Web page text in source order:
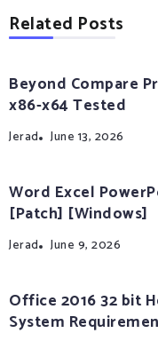
Related Posts
Beyond Compare
x86-x64 Tested
Jerad June 13, 2026
Word Excel
[Patch] [Windows]
Jerad June 9, 2026
Office 2016 32 bit
System